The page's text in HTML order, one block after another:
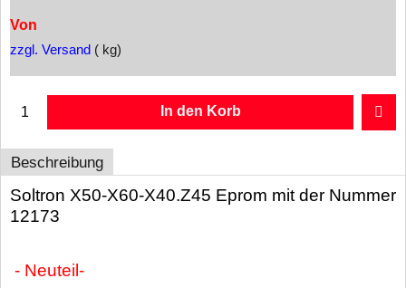
Von
zzgl. Versand kg
In den Korb
Beschreibung
Soltron X50-X60-X40.Z45 Eprom mit der Nummer
12173
- Neuteil-